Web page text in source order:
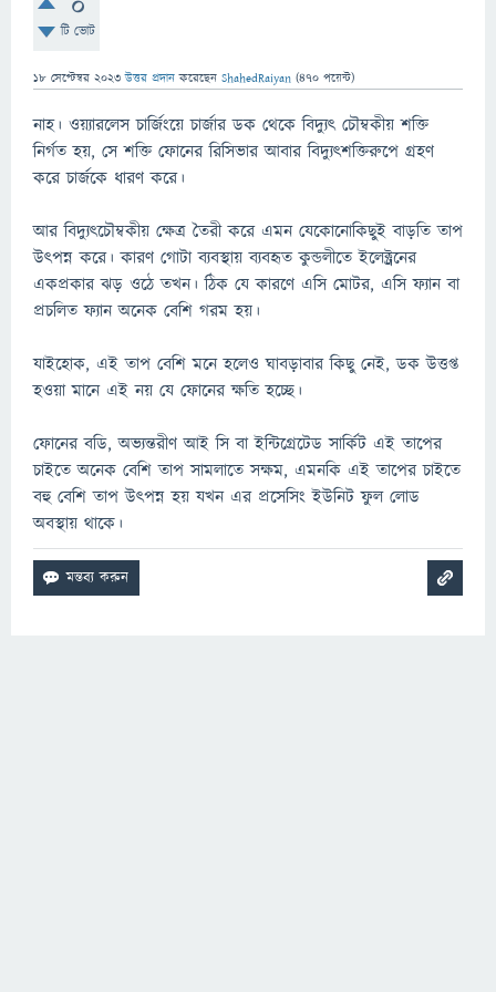
টি ভোট
18 সেপ্টেম্বর 2023 উত্তর প্রদান করেছেন ShahedRaiyan (470 পয়েন্ট)
নাহ। ওয়্যারলেস চার্জিংয়ে চার্জার ডক থেকে বিদ্যুৎ চৌম্বকীয় শক্তি
নির্গত হয়, সে শক্তি ফোনের রিসিভার আবার বিদ্যুৎশক্তিরুপে গ্রহণ
করে চার্জকে ধারণ করে।
আর বিদ্যুৎচৌম্বকীয় ক্ষেত্র তৈরী করে এমন যেকোনোকিছুই বাড়তি তাপ
উৎপন্ন করে। কারণ গোটা ব্যবস্থায় ব্যবহৃত কুন্ডলীতে ইলেক্ট্রনের
একপ্রকার ঝড় ওঠে তখন। ঠিক যে কারণে এসি মোটর, এসি ফ্যান বা
প্রচলিত ফ্যান অনেক বেশি গরম হয়।
যাইহোক, এই তাপ বেশি মনে হলেও ঘাবড়াবার কিছু নেই, ডক উত্তপ্ত
হওয়া মানে এই নয় যে ফোনের ক্ষতি হচ্ছে।
ফোনের বডি, অভ্যন্তরীণ আই সি বা ইন্টিগ্রেটেড সার্কিট এই তাপের
চাইতে অনেক বেশি তাপ সামলাতে সক্ষম, এমনকি এই তাপের চাইতে
বহু বেশি তাপ উৎপন্ন হয় যখন এর প্রসেসিং ইউনিট ফুল লোড
অবস্থায় থাকে।